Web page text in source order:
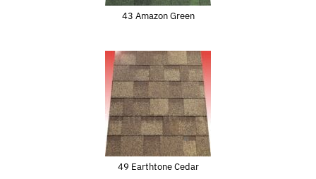
43 Amazon Green
49 Earthtone Cedar